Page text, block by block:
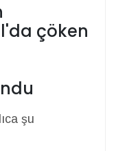
çöken
şu